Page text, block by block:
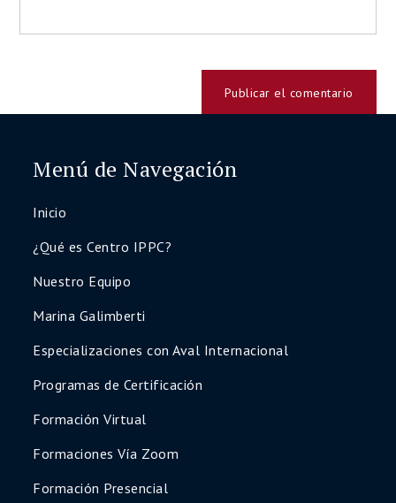
Menú de Navegación
Inicio
¿Qué es Centro IPPC?
Nuestro Equipo
Marina Galimberti
Especializaciones con Aval Internacional
Programas de Certificación
Formación Virtual
Formaciones Vía Zoom
Formación Presencial